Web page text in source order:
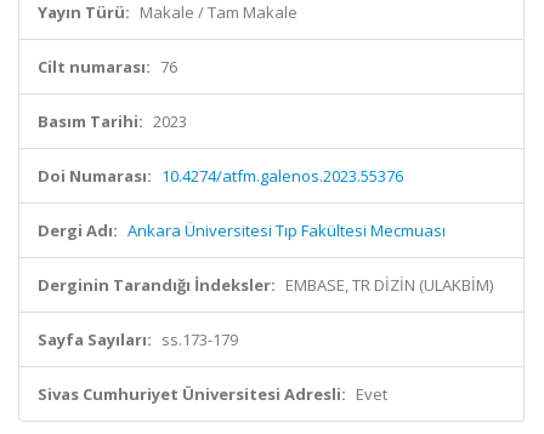
Yayın Türü: Makale / Tam Makale
Cilt numarası: 76
Basım Tarihi: 2023
Doi Numarası: 10.4274/atfm.galenos.2023.55376
Dergi Adı: Ankara Üniversitesi Tıp Fakültesi Mecmuası
Derginin Tarandığı İndeksler: EMBASE, TR DİZİN (ULAKBİM)
Sayfa Sayıları: ss.173-179
Sivas Cumhuriyet Üniversitesi Adresli: Evet